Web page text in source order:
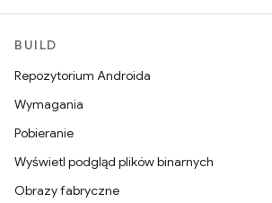
BUILD
Repozytorium Androida
Wymagania
Pobieranie
Wyświetl podgląd plików binarnych
Obrazy fabryczne